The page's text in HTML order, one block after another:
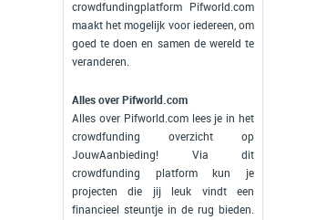
crowdfundingplatform Pifworld.com
maakt het mogelijk voor iedereen, om
goed te doen en samen de wereld te
veranderen.
Alles over Pifworld.com
Alles over Pifworld.com lees je in het
crowdfunding overzicht op
JouwAanbieding! Via dit
crowdfunding platform kun je
projecten die jij leuk vindt een
financieel steuntje in de rug bieden.